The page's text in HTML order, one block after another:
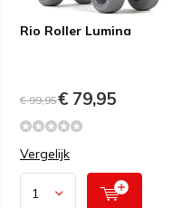
Rio Roller Lumina
€ 99,95€ 79,95
Vergelijk